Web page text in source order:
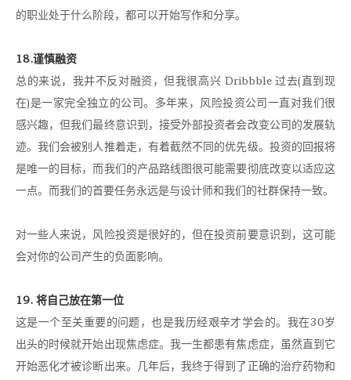
的职业处于什么阶段，都可以开始写作和分享。
18.谨慎融资
总的来说，我并不反对融资，但我很高兴 Dribbble 过去(直到现
在)是一家完全独立的公司。多年来，风险投资公司一直对我们很
感兴趣，但我们最终意识到，接受外部投资者会改变公司的发展轨
迹。我们会被别人推着走，有着截然不同的优先级。投资的回报将
是唯一的目标，而我们的产品路线图很可能需要彻底改变以适应这
一点。而我们的首要任务永远是与设计师和我们的社群保持一致。
对一些人来说，风险投资是很好的，但在投资前要意识到，这可能
会对你的公司产生的负面影响。
19. 将自己放在第一位
这是一个至关重要的问题，也是我历经艰辛才学会的。我在30岁
出头的时候就开始出现焦虑症。我一生都患有焦虑症，虽然直到它
开始恶化才被诊断出来。几年后，我终于得到了正确的治疗药物和